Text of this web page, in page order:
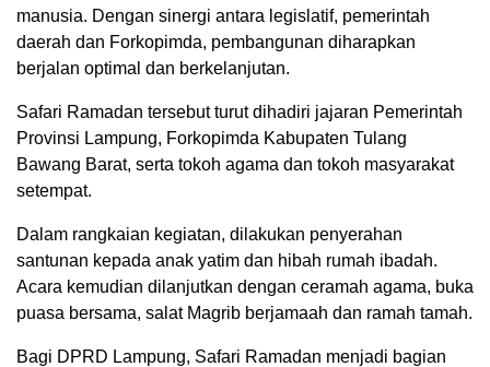
manusia. Dengan sinergi antara legislatif, pemerintah
daerah dan Forkopimda, pembangunan diharapkan
berjalan optimal dan berkelanjutan.
Safari Ramadan tersebut turut dihadiri jajaran Pemerintah
Provinsi Lampung, Forkopimda Kabupaten Tulang
Bawang Barat, serta tokoh agama dan tokoh masyarakat
setempat.
Dalam rangkaian kegiatan, dilakukan penyerahan
santunan kepada anak yatim dan hibah rumah ibadah.
Acara kemudian dilanjutkan dengan ceramah agama, buka
puasa bersama, salat Magrib berjamaah dan ramah tamah.
Bagi DPRD Lampung, Safari Ramadan menjadi bagian